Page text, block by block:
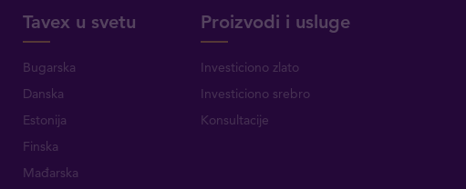
Tavex u svetu
Bugarska
Danska
Estonija
Finska
Mađarska
Proizvodi i usluge
Investiciono zlato
Investiciono srebro
Konsultacije